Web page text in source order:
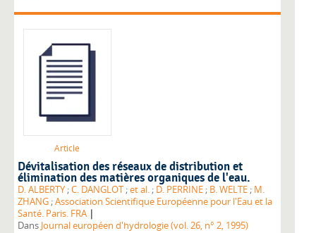
Article
Dévitalisation des réseaux de distribution et
élimination des matières organiques de l'eau.
D. ALBERTY ;C. DANGLOT ;et al. ; D. PERRINE ; B. WELTE ; M.
ZHANG ;Association Scientifique Européenne pour l'Eau et la
Santé. Paris. FRA |
Dans Journal européen d'hydrologie (vol. 26, n° 2, 1995)